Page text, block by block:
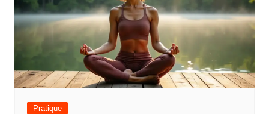
Pratique